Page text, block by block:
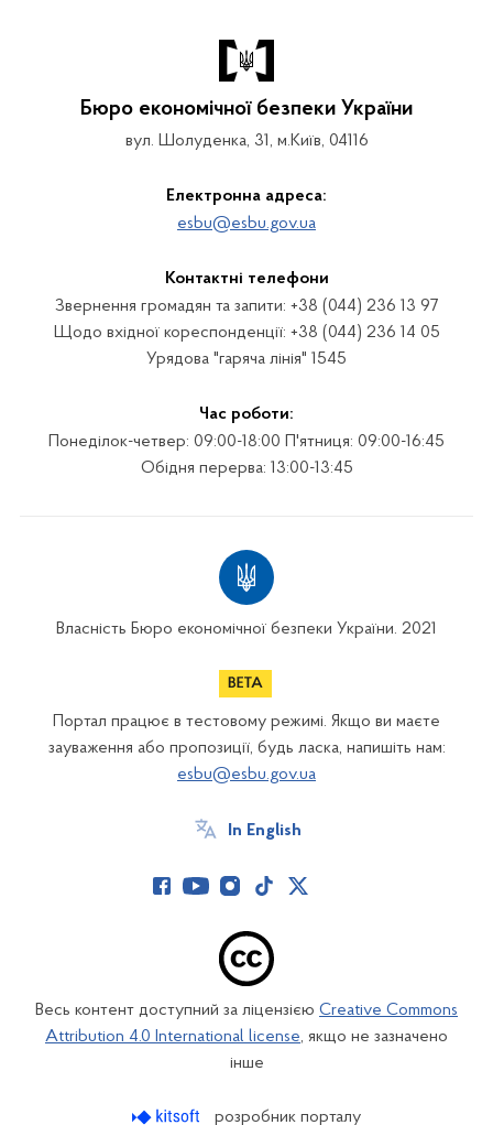
Бюро економічної безпеки України
вул. Шолуденка, 31, м.Київ, 04116
Електронна адреса:
esbu@esbu.gov.ua
Контактні телефони
Звернення громадян та запити: +38 (044) 236 13 97
Щодо вхідної кореспонденції: +38 (044) 236 14 05
Урядова "гаряча лінія" 1545
Час роботи:
Понеділок-четвер: 09:00-18:00 П'ятниця: 09:00-16:45
Обідня перерва: 13:00-13:45
Власність Бюро економічної безпеки України. 2021
Портал працює в тестовому режимі. Якщо ви маєте
зауваження або пропозиції, будь ласка, напишіть нам:
esbu@esbu.gov.ua
In English
Весь контент доступний за ліцензією Creative Commons
Attribution 4.0 International license, якщо не зазначено
інше
розробник порталу